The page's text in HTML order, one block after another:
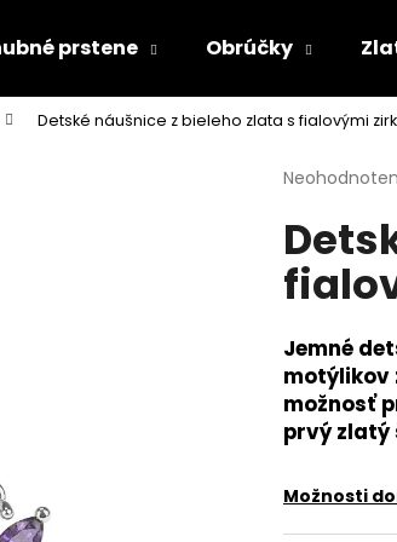
prstene Obrúčky
Detské náušnice z bieleho zlata s fialovými
Priemerné
produktu
je
0,0
hviezdičiek.
Jemné
motýlikov
možnosť
prvý zlatý
Možnosti
Čo potrebujete nájsť?